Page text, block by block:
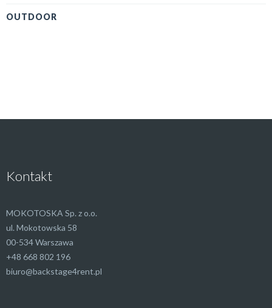
OUTDOOR
Kontakt
MOKOTOSKA Sp. z o.o.
ul. Mokotowska 58
00-534 Warszawa
+48 668 802 196
biuro@backstage4rent.pl